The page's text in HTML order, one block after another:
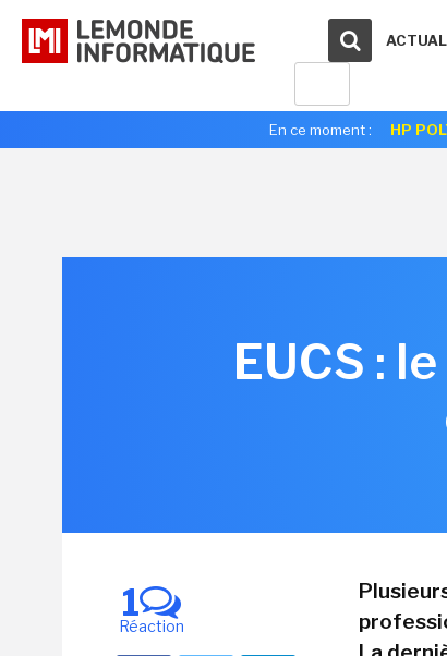
En ce moment : HP
EUCS :
1
Réaction